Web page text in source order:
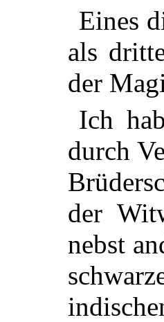
Eines
als
der
Ich
durch
der
nebst